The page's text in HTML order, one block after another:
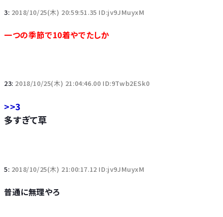
3: 2018/10/25(木) 20:59:51.35 ID:jv9JMuyxM
一つの季節で10着やでたしか
23: 2018/10/25(木) 21:04:46.00 ID:9Twb2ESk0
>>3
多すぎて草
5: 2018/10/25(木) 21:00:17.12 ID:jv9JMuyxM
普通に無理やろ